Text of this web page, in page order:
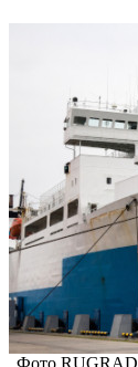
Фото RUGRAD